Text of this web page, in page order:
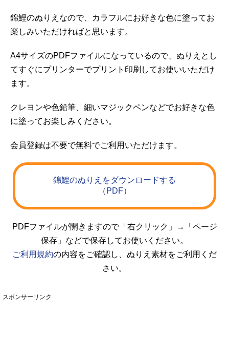
錦鯉のぬりえなので、カラフルにお好きな色に塗ってお
楽しみいただければと思います。
A4サイズのPDFファイルになっているので、ぬりえとし
てすぐにプリンターでプリント印刷してお使いいただけ
ます。
クレヨンや色鉛筆、細いマジックペンなどでお好きな色
に塗ってお楽しみください。
会員登録は不要で無料でご利用いただけます。
錦鯉のぬりえをダウンロードする
（PDF）
PDFファイルが開きますので「右クリック」→「ページ
保存」などで保存してお使いください。
ご利用規約の内容をご確認し、ぬりえ素材をご利用くだ
さい。
スポンサーリンク